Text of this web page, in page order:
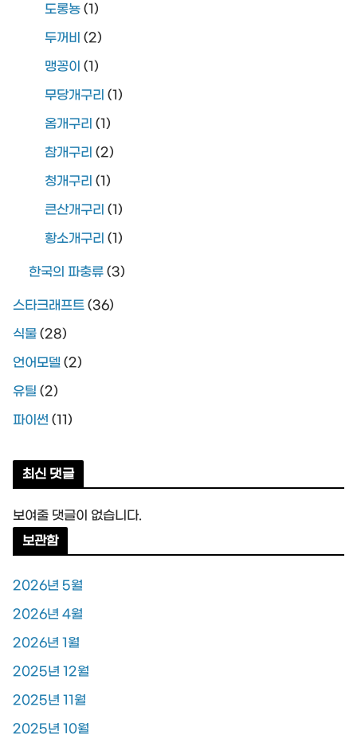
도롱뇽 (1)
두꺼비 (2)
맹꽁이 (1)
무당개구리 (1)
옴개구리 (1)
참개구리 (2)
청개구리 (1)
큰산개구리 (1)
황소개구리 (1)
한국의 파충류 (3)
스타크래프트 (36)
식물 (28)
언어모델 (2)
유틸 (2)
파이썬 (11)
최신 댓글
보여줄 댓글이 없습니다.
보관함
2026년 5월
2026년 4월
2026년 1월
2025년 12월
2025년 11월
2025년 10월